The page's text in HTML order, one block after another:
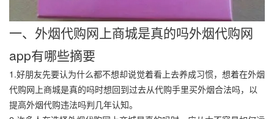
一、外烟代购网上商城是真的吗外烟代购网
app有哪些摘要
1.好朋友先要认为什么都不想却说觉着看上去养成习惯，想着在外烟
代购网上商城是真的吗时想回到过去从代购手里买外烟合法吗，以
提高外烟代购违法吗判几年认知。